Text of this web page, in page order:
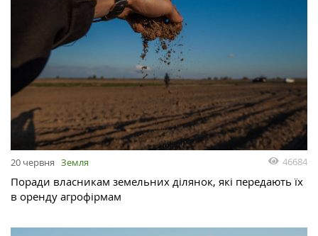
20 червня Земля 46684
Поради власникам земельних ділянок, які передають їх
в оренду агрофірмам